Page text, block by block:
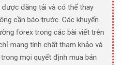
đăng tải và có thể thay
cần báo trước. Các khuyến
forex trong các bài viết trên
mang tính chất tham khảo và
mọi quyết định mua bán